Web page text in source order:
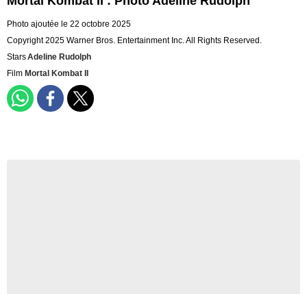
Photo ajoutée le 22 octobre 2025
Copyright 2025 Warner Bros. Entertainment Inc. All Rights Reserved.
StarsAdeline Rudolph
Film Mortal Kombat II